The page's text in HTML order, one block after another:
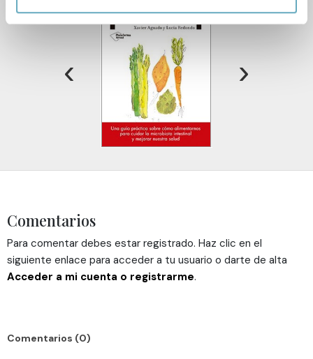
datos personales y establezca sus preferencias en la
. Puede cambiar o retirar su
consentimiento en cualquier momento en la Declaración
Las cookies de este sitio web se usan para personalizar
el contenido y los anuncios, ofrecer funciones de redes
información sobre el uso que haga del sitio web con
que les haya proporcionado o que hayan recopilado a
partir del uso que haya hecho de sus servicios.
‹ ›
Comentarios
Para comentar debes estar registrado. Haz clic en el
siguiente enlace para acceder a tu usuario o darte de alta
Acceder a mi cuenta o registrarme.
Comentarios (0)